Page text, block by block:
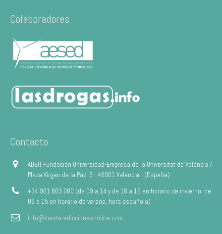
Colaboradores
Contacto
ADEIT Fundación Universidad-Empresa de la Universitat de València /
Plaza Virgen de la Paz, 3 - 46001 Valencia - (España)
+34 961 603 000 (de 09 a 14 y de 16 a 19 en horario de invierno; de
08 a 15 en horario de verano, hora española)
info@masteradiccionesonline.com